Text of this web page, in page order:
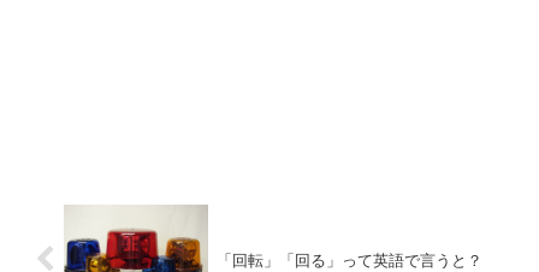
「回転」「回る」って英語で言うと？